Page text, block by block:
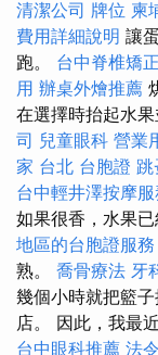
清潔公司 牌位 柬
費用詳細說明 讓
跑。 台中脊椎矯正
用 辦桌外燴推薦
在選擇時抬起水果
司 兒童眼科 營業
家 台北 台胞證 跳
台中輕井澤按摩服
如果很香，水果
地區的台胞證服務
熟。 喬骨療法 牙
幾個小時就把籃
店。 因此，我最
台中眼科推薦 法